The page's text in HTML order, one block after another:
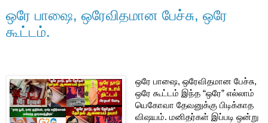
ஒரே பாஷை, ஒரேவிதமான பேச்சு, ஒரே
கூட்டம்.
ஒரே பாஷை, ஒரேவிதமான பேச்சு,
ஒரே கூட்டம் இந்த “ஒரே” எல்லாம்
யெகோவா தேவனுக்கு பிடிக்காத
விஷயம். மனிதர்கள் இப்படி ஒன்று